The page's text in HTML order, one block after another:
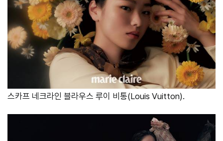
스카프 네크라인 블라우스 루이 비통(Louis Vuitton).